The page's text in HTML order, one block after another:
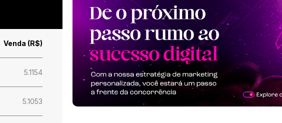
Venda (R$)
5.1154
5.1053